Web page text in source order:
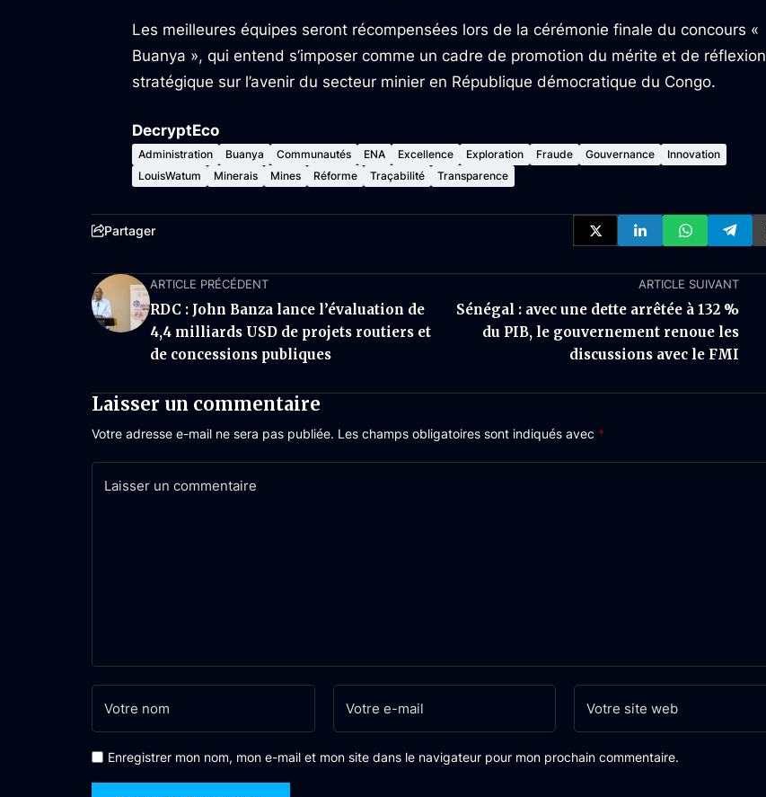
Les meilleures équipes seront récompensées lors de la cérémonie finale du concours «
Buanya », qui entend s’imposer comme un cadre de promotion du mérite et de réflexion
stratégique sur l’avenir du secteur minier en République démocratique du Congo.
DecryptEco
Administration Buanya Communautés ENA Excellence Exploration Fraude Gouvernance
Innovation
LouisWatum
Minerais Mines Réforme Traçabilité Transparence
Partager
ARTICLE PRÉCÉDENT
RDC : John Banza lance l’évaluation de
4,4 milliards USD de projets routiers et
de concessions publiques
ARTICLE SUIVANT
Sénégal : avec une dette arrêtée à 132 %
du PIB, le gouvernement renoue les
discussions avec le FMI
Laisser un commentaire
Votre adresse e-mail ne sera pas publiée. Les champs obligatoires sont indiqués avec *
Enregistrer mon nom, mon e-mail et mon site dans le navigateur pour mon prochain commentaire.